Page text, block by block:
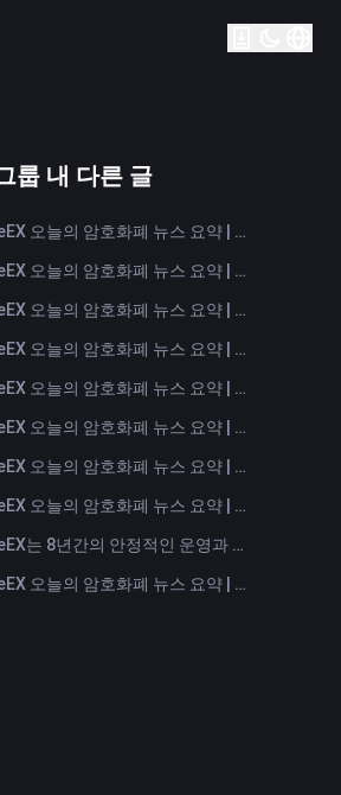
룹 내 다른 글
FameEX 오늘의 암호화폐 뉴스 요약 | 2026년 8월 7일
FameEX 오늘의 암호화폐 뉴스 요약 | 2026년 8월 6일
FameEX 오늘의 암호화폐 뉴스 요약 | 2026년 8월 5일
FameEX 오늘의 암호화폐 뉴스 요약 | 2026년 8월 4일
FameEX 오늘의 암호화폐 뉴스 요약 | 2026년 8월 3일
FameEX 오늘의 암호화폐 뉴스 요약 | 2026년 7월 31일
FameEX 오늘의 암호화폐 뉴스 요약 | 2026년 7월 30일
FameEX 오늘의 암호화폐 뉴스 요약 | 2026년 7월 29일
FameEX는 8년간의 안정적인 운영과 글로벌 성장을 통해 사용자 신뢰를 더욱 강화했습니다
FameEX 오늘의 암호화폐 뉴스 요약 | 2026년 7월 28일